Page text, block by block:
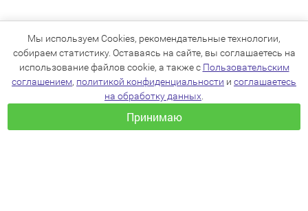
Мы используем Cookies, рекомендательные технологии,
собираем статистику. Оставаясь на сайте, вы соглашаетесь на
использование файлов cookie, а также с Пользовательским
соглашением, политикой конфиденциальности и соглашаетесь
на обработку данных
Принимаю